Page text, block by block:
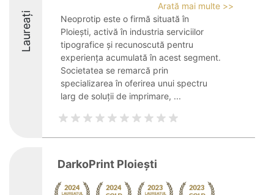
Laureați
Arată mai multe >>
Neoprotip este o firmă situată în
Ploiești, activă în industria serviciilor
tipografice și recunoscută pentru
experiența acumulată în acest segment.
Societatea se remarcă prin
specializarea în oferirea unui spectru
larg de soluții de imprimare, ...
DarkoPrint Ploiești